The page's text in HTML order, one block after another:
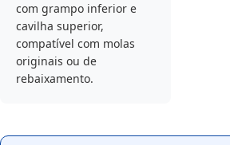
com grampo inferior e
cavilha superior,
compatível com molas
originais ou de
rebaixamento.